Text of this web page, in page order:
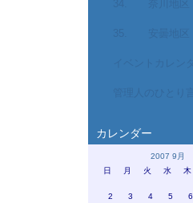
カレンダー
2007 9月
日
月 火 水 木
2
3 4 5 6